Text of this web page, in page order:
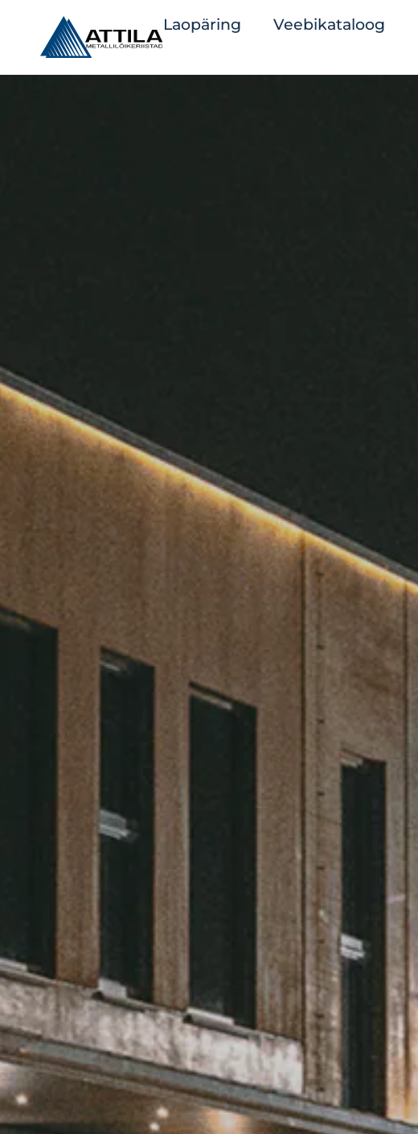
Laopäring Veebikataloog